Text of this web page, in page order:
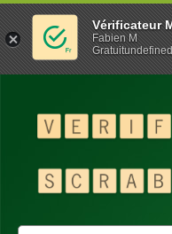
Vérificateur
Fabien M
Gratuitundefined